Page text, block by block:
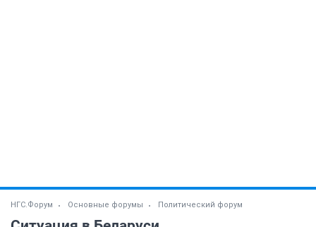
НГС.Форум Основные форумы Политический форум